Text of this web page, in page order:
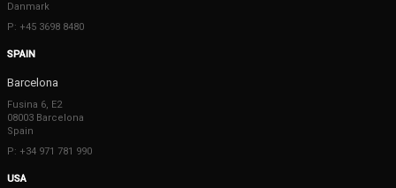
Danmark
P: +45 3698 8480
SPAIN
Barcelona
Fusina 6, E2
08003 Barcelona
Spain
P: +34 971 781 990
USA